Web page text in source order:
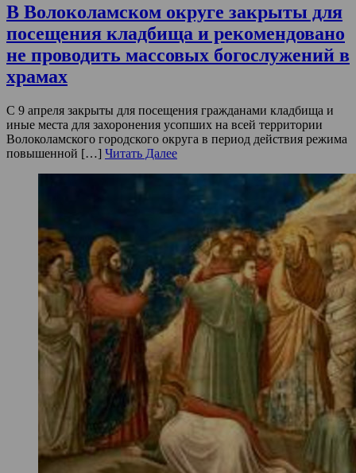
В Волоколамском округе закрыты для
посещения кладбища и рекомендовано
не проводить массовых богослужений в
храмах
С 9 апреля закрыты для посещения гражданами кладбища и
иные места для захоронения усопших на всей территории
Волоколамского городского округа в период действия режима
повышенной […] Читать Далее